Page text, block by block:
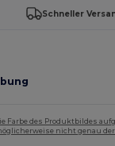
Schneller
Farbe des Produktbildes
nicht genau